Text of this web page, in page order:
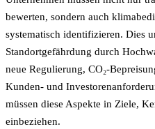
bewerten, sondern auch
systematisch identifizieren. Dies
Standortgefährdung durch
neue Regulierung, CO₂-
Kunden- und
müssen diese Aspekte in Ziele,
einbeziehen.